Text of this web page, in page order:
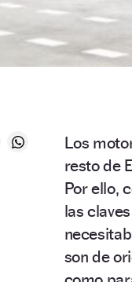
Los
resto de
Por ello,
las
son de